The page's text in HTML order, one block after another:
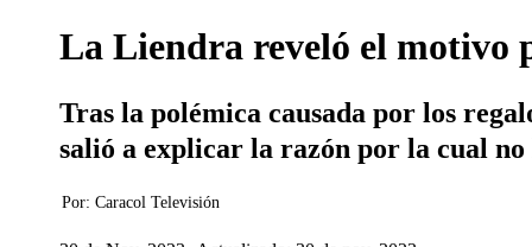
La Liendra reveló el motivo
Tras la polémica causada por los
salió a explicar la razón por la cual no
Por: Caracol Televisión